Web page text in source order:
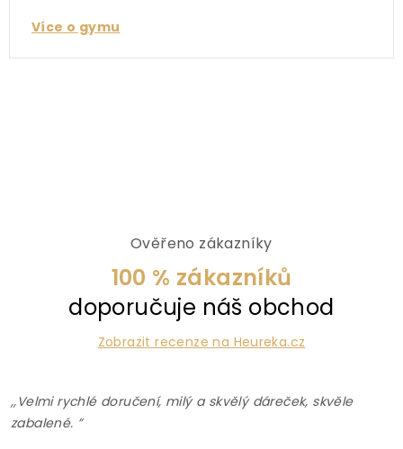
Více o gymu
Ověřeno zákazníky
100 % zákazníků
doporučuje náš obchod
Zobrazit recenze na Heureka.cz
,,Velmi rychlé doručení, milý a skvělý dáreček, skvěle
zabalené. ”